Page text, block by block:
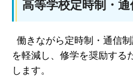
高等学校定時制・
働きながら定時制・通信
を軽減し、修学を奨励する
します。